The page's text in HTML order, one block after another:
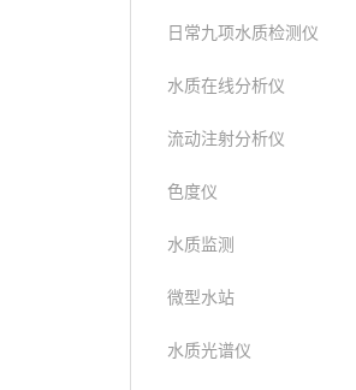
日常九项水质检测仪
水质在线分析仪
流动注射分析仪
色度仪
水质监测
微型水站
水质光谱仪